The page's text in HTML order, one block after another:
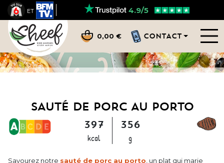
ET 4.9/5
0,00 € CONTACT
SAUTÉ DE PORC AU PORTO
397
kcal
356
g
Savourez notre sauté de porc au porto , un plat qui marie